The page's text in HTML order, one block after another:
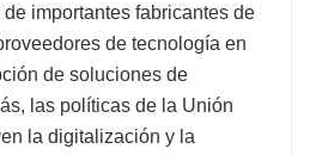
importantes fabricantes de
de tecnología en
de soluciones de
las políticas de la Unión
la digitalización y la